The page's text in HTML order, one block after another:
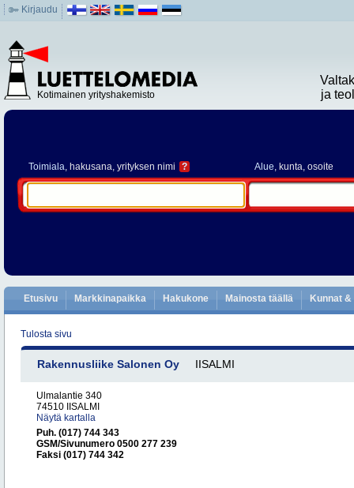
Kirjaudu
Kotimainen yrityshakemisto
ja
Toimiala, hakusana, yrityksen nimi ? Alue, kunta, osoite
Etusivu Markkinapaikka Hakukone Mainosta täällä Kunnat
Tulosta sivu
Rakennusliike Salonen Oy IISALMI
Ulmalantie 340
74510 IISALMI
Näytä kartalla
Puh. (017) 744 343
GSM/Sivunumero 0500 277 239
Faksi (017) 744 342